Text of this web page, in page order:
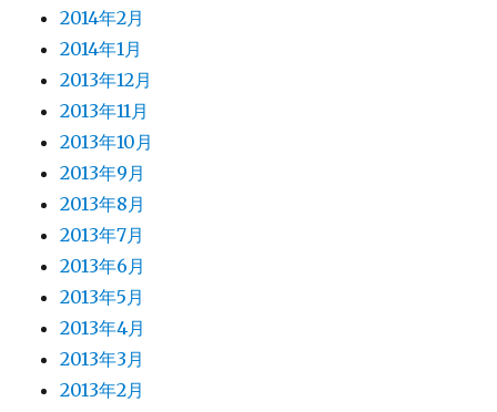
2014年2月
2014年1月
2013年12月
2013年11月
2013年10月
2013年9月
2013年8月
2013年7月
2013年6月
2013年5月
2013年4月
2013年3月
2013年2月